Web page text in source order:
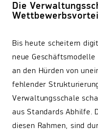
Die
Bis heute scheitern
neue
an den Hürden von
fehlender
Verwaltungsschale
aus Standards Abhilfe.
diesen Rahmen, sind